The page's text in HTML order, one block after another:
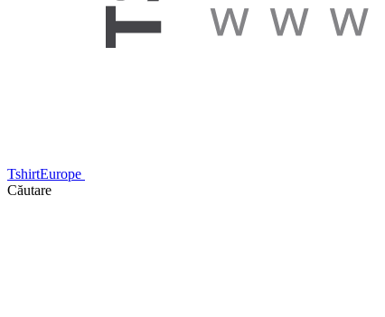
TshirtEurope
Căutare